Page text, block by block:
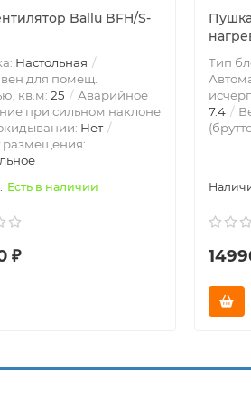
Ballu BFH/S-
Настольная
для помещ.
кв.м: 25
Аварийное
при сильном наклоне
Нет
размещения:
Есть в наличии
₽
Тип
7.4